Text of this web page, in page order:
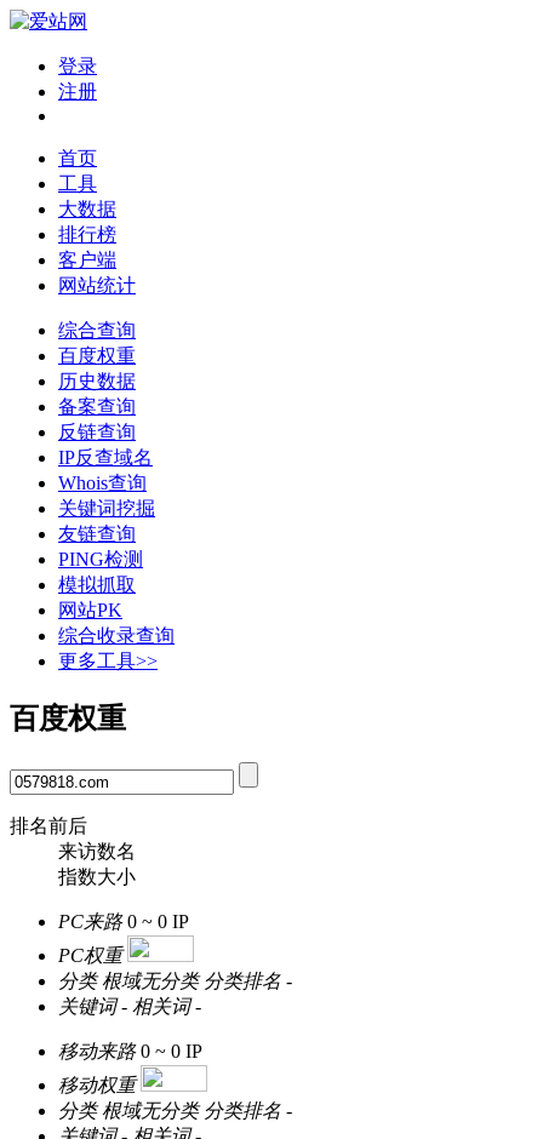
登录
注册
首页
工具
大数据
排行榜
客户端
网站统计
综合查询
百度权重
历史数据
备案查询
反链查询
IP反查域名
Whois查询
关键词挖掘
友链查询
PING检测
模拟抓取
网站PK
综合收录查询
更多工具>>
百度权重
排名前后
来访数名
指数大小
PC来路 0 ~ 0 IP
PC权重
分类 根域无分类 分类排名 -
关键词 - 相关词 -
移动来路 0 ~ 0 IP
移动权重
分类 根域无分类 分类排名 -